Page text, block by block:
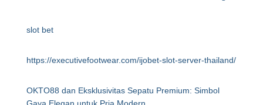
slot bet
https://executivefootwear.com/ijobet-slot-server-thailand/
OKTO88 dan Eksklusivitas Sepatu Premium: Simbol
Gaya Elegan untuk Pria Modern